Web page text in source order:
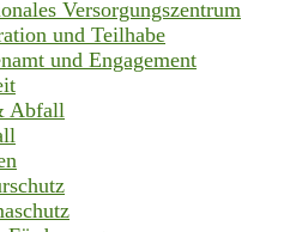
Versorgungszentrum
und Teilhabe
und Engagement
Abfall